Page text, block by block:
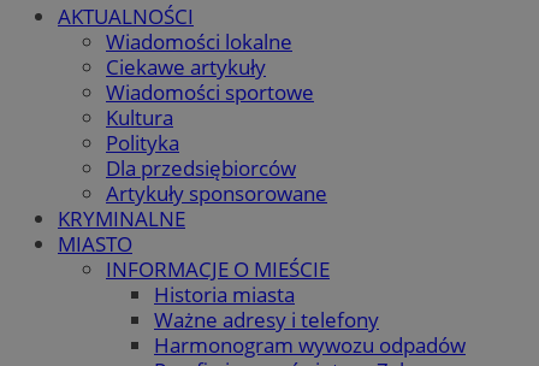
AKTUALNOŚCI
Wiadomości lokalne
Ciekawe artykuły
Wiadomości sportowe
Kultura
Polityka
Dla przedsiębiorców
Artykuły sponsorowane
KRYMINALNE
MIASTO
INFORMACJE O MIEŚCIE
Historia miasta
Ważne adresy i telefony
Harmonogram wywozu odpadów